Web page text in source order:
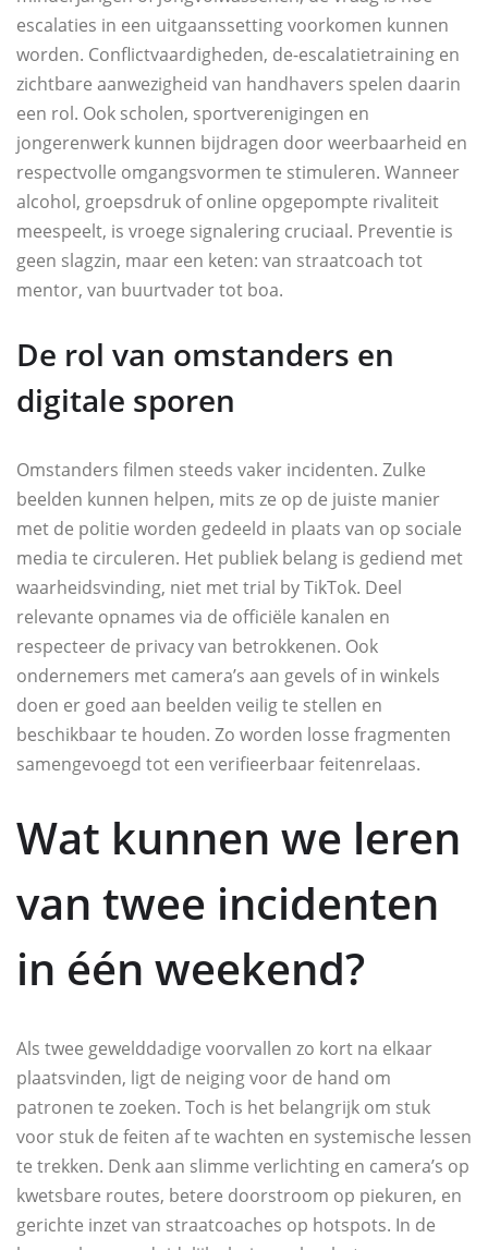
escalaties in een uitgaanssetting voorkomen kunnen
worden. Conflictvaardigheden, de-escalatietraining en
zichtbare aanwezigheid van handhavers spelen daarin
een rol. Ook scholen, sportverenigingen en
jongerenwerk kunnen bijdragen door weerbaarheid en
respectvolle omgangsvormen te stimuleren. Wanneer
alcohol, groepsdruk of online opgepompte rivaliteit
meespeelt, is vroege signalering cruciaal. Preventie is
geen slagzin, maar een keten: van straatcoach tot
mentor, van buurtvader tot boa.
De rol van omstanders en
digitale sporen
Omstanders filmen steeds vaker incidenten. Zulke
beelden kunnen helpen, mits ze op de juiste manier
met de politie worden gedeeld in plaats van op sociale
media te circuleren. Het publiek belang is gediend met
waarheidsvinding, niet met trial by TikTok. Deel
relevante opnames via de officiële kanalen en
respecteer de privacy van betrokkenen. Ook
ondernemers met camera’s aan gevels of in winkels
doen er goed aan beelden veilig te stellen en
beschikbaar te houden. Zo worden losse fragmenten
samengevoegd tot een verifieerbaar feitenrelaas.
Wat kunnen we leren
van twee incidenten
in één weekend?
Als twee gewelddadige voorvallen zo kort na elkaar
plaatsvinden, ligt de neiging voor de hand om
patronen te zoeken. Toch is het belangrijk om stuk
voor stuk de feiten af te wachten en systemische lessen
te trekken. Denk aan slimme verlichting en camera’s op
kwetsbare routes, betere doorstroom op piekuren, en
gerichte inzet van straatcoaches op hotspots. In de